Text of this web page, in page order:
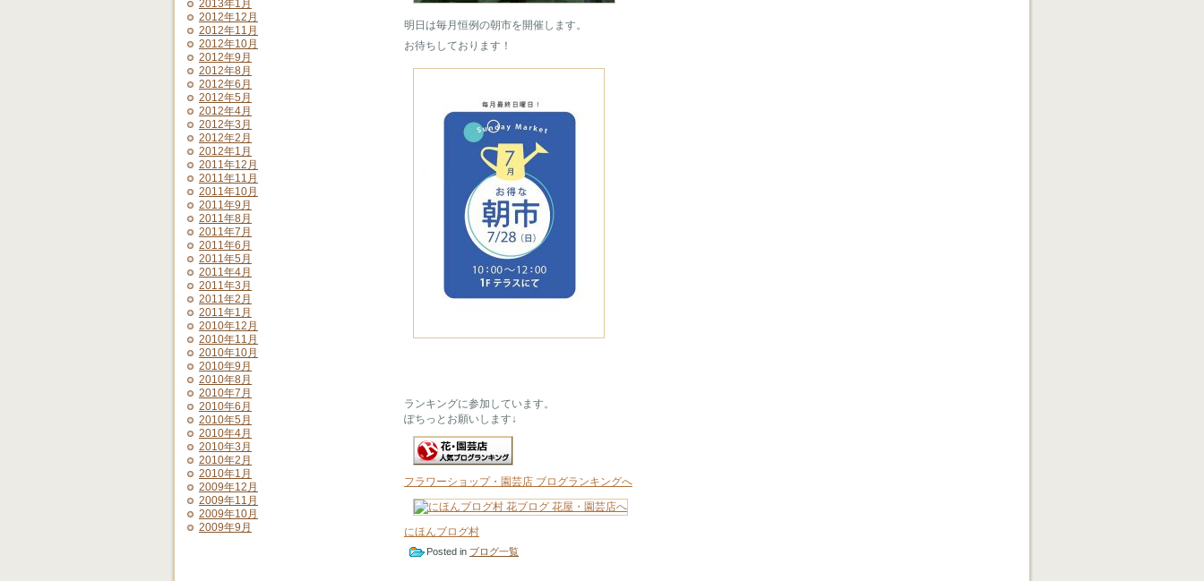
2013年1月
2012年12月
2012年11月
2012年10月
2012年9月
2012年8月
2012年6月
2012年5月
2012年4月
2012年3月
2012年2月
2012年1月
2011年12月
2011年11月
2011年10月
2011年9月
2011年8月
2011年7月
2011年6月
2011年5月
2011年4月
2011年3月
2011年2月
2011年1月
2010年12月
2010年11月
2010年10月
2010年9月
2010年8月
2010年7月
2010年6月
2010年5月
2010年4月
2010年3月
2010年2月
2010年1月
2009年12月
2009年11月
2009年10月
2009年9月
明日は毎月恒例の朝市を開催します。
お待ちしております！
ランキングに参加しています。
ぽちっとお願いします↓
フラワーショップ・園芸店 ブログランキングへ
にほんブログ村
Posted in ブログ一覧